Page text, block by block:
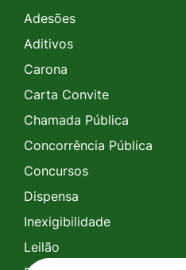
Adesões
Aditivos
Carona
Carta Convite
Chamada Pública
Concorrência Pública
Concursos
Dispensa
Inexigibilidade
Leilão